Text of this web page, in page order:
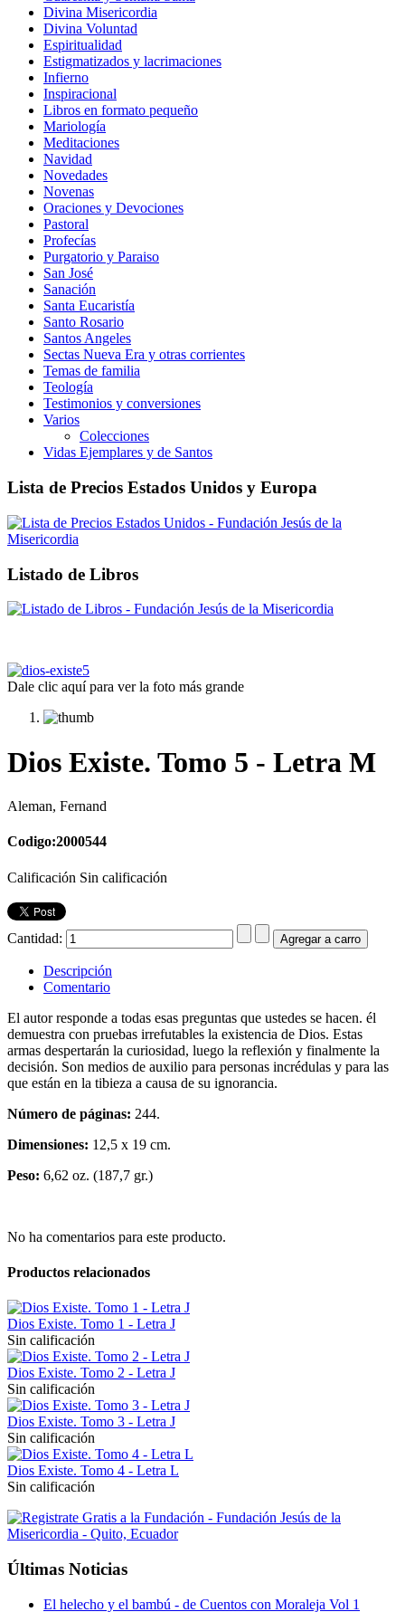
Divina Misericordia
Divina Voluntad
Espiritualidad
Estigmatizados y lacrimaciones
Infierno
Inspiracional
Libros en formato pequeño
Mariología
Meditaciones
Navidad
Novedades
Novenas
Oraciones y Devociones
Pastoral
Profecías
Purgatorio y Paraiso
San José
Sanación
Santa Eucaristía
Santo Rosario
Santos Angeles
Sectas Nueva Era y otras corrientes
Temas de familia
Teología
Testimonios y conversiones
Varios
Colecciones
Vidas Ejemplares y de Santos
Lista de Precios Estados Unidos y Europa
Listado de Libros
Dale clic aquí para ver la foto más grande
Dios Existe. Tomo 5 - Letra M
Aleman, Fernand
Codigo:2000544
Calificación Sin calificación
Cantidad:
Descripción
Comentario
El autor responde a todas esas preguntas que ustedes se hacen. él
demuestra con pruebas irrefutables la existencia de Dios. Estas
armas despertarán la curiosidad, luego la reflexión y finalmente la
decisión. Son medios de auxilio para personas incrédulas y para las
que están en la tibieza a causa de su ignorancia.
Número de páginas: 244.
Dimensiones: 12,5 x 19 cm.
Peso: 6,62 oz. (187,7 gr.)
No ha comentarios para este producto.
Productos relacionados
Dios Existe. Tomo 1 - Letra J
Sin calificación
Dios Existe. Tomo 2 - Letra J
Sin calificación
Dios Existe. Tomo 3 - Letra J
Sin calificación
Dios Existe. Tomo 4 - Letra L
Sin calificación
Últimas Noticias
El helecho y el bambú - de Cuentos con Moraleja Vol 1